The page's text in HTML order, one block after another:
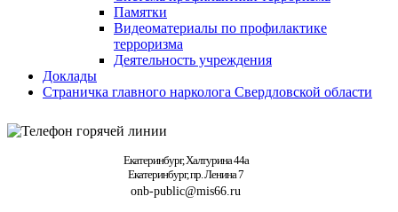
Памятки
Видеоматериалы по профилактике
терроризма
Деятельность учреждения
Доклады
Страничка главного нарколога Свердловской области
Екатеринбург, Халтурина 44а
Екатеринбург, пр. Ленина 7
onb-public@mis66.ru